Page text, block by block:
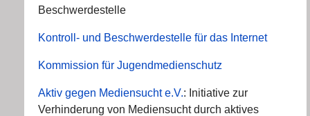
Beschwerdestelle
Kontroll- und Beschwerdestelle für das Internet
Kommission für Jugendmedienschutz
Aktiv gegen Mediensucht e.V.: Initiative zur
Verhinderung von Mediensucht durch aktives